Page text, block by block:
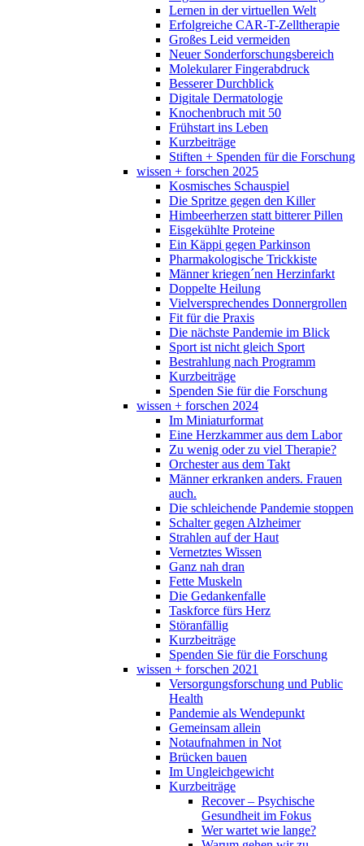
Lernen in der virtuellen Welt
Erfolgreiche CAR-T-Zelltherapie
Großes Leid vermeiden
Neuer Sonderforschungsbereich
Molekularer Fingerabdruck
Besserer Durchblick
Digitale Dermatologie
Knochenbruch mit 50
Frühstart ins Leben
Kurzbeiträge
Stiften + Spenden für die Forschung
wissen + forschen 2025
Kosmisches Schauspiel
Die Spritze gegen den Killer
Himbeerherzen statt bitterer Pillen
Eisgekühlte Proteine
Ein Käppi gegen Parkinson
Pharmakologische Trickkiste
Männer kriegen´nen Herzinfarkt
Doppelte Heilung
Vielversprechendes Donnergrollen
Fit für die Praxis
Die nächste Pandemie im Blick
Sport ist nicht gleich Sport
Bestrahlung nach Programm
Kurzbeiträge
Spenden Sie für die Forschung
wissen + forschen 2024
Im Miniaturformat
Eine Herzkammer aus dem Labor
Zu wenig oder zu viel Therapie?
Orchester aus dem Takt
Männer erkranken anders. Frauen
auch.
Die schleichende Pandemie stoppen
Schalter gegen Alzheimer
Strahlen auf der Haut
Vernetztes Wissen
Ganz nah dran
Fette Muskeln
Die Gedankenfalle
Taskforce fürs Herz
Störanfällig
Kurzbeiträge
Spenden Sie für die Forschung
wissen + forschen 2021
Versorgungsforschung und Public
Health
Pandemie als Wendepunkt
Gemeinsam allein
Notaufnahmen in Not
Brücken bauen
Im Ungleichgewicht
Kurzbeiträge
Recover – Psychische
Gesundheit im Fokus
Wer wartet wie lange?